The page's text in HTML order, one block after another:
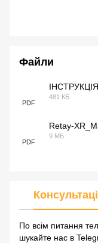
Файли
PDF
481 КБ
PDF
Retay-
9 МБ
По всім питання
шукайте нас в